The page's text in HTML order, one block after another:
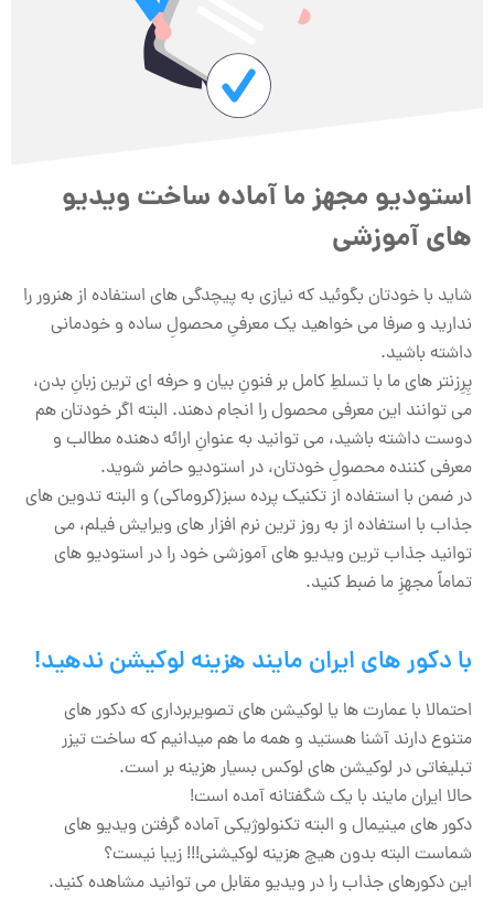
استودیو مجهز ما آماده ساخت ویدیو
های آموزشی
شاید با خودتان بگوئید که نیازی به پیچدگی های استفاده از هنرور را
ندارید و صرفا می خواهید یک معرفیِ محصولِ ساده و خودمانی
داشته باشید.
پِرِزنتر های ما با تسلطِ کامل بر فنونِ بیان و حرفه ای ترین زبانِ بدن،
می توانند این معرفی محصول را انجام دهند. البته اگر خودتان هم
دوست داشته باشید، می توانید به عنوانِ ارائه دهنده مطالب و
معرفی کننده محصولِ خودتان، در استودیو حاضر شوید.
در ضمن با استفاده از تکنیک پرده سبز(کروماکی) و البته تدوین های
جذاب با استفاده از به روز ترین نرم افزار های ویرایش فیلم، می
توانید جذاب ترین ویدیو های آموزشی خود را در استودیو های
تماماً مجهزِ ما ضبط کنید.
با دکور های ایران مایند هزینه لوکیشن ندهید!
احتمالا با عمارت ها یا لوکیشن های تصویربرداری که دکور های
متنوع دارند آشنا هستید و همه ما هم میدانیم که ساخت تیزر
تبلیغاتی در لوکیشن های لوکس بسیار هزینه بر است.
حالا ایران مایند با یک شگفتانه آمده است!
دکور های مینیمال و البته تکنولوژیکی آماده گرفتن ویدیو های
شماست البته بدون هیچ هزینه لوکیشنی!!! زیبا نیست؟
این دکورهای جذاب را در ویدیو مقابل می توانید مشاهده کنید.